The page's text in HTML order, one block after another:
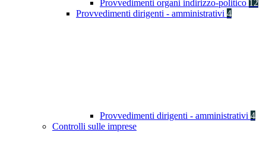
Provvedimenti organi indirizzo-politico 12
Provvedimenti dirigenti - amministrativi 4
Provvedimenti dirigenti - amministrativi 4
Controlli sulle imprese